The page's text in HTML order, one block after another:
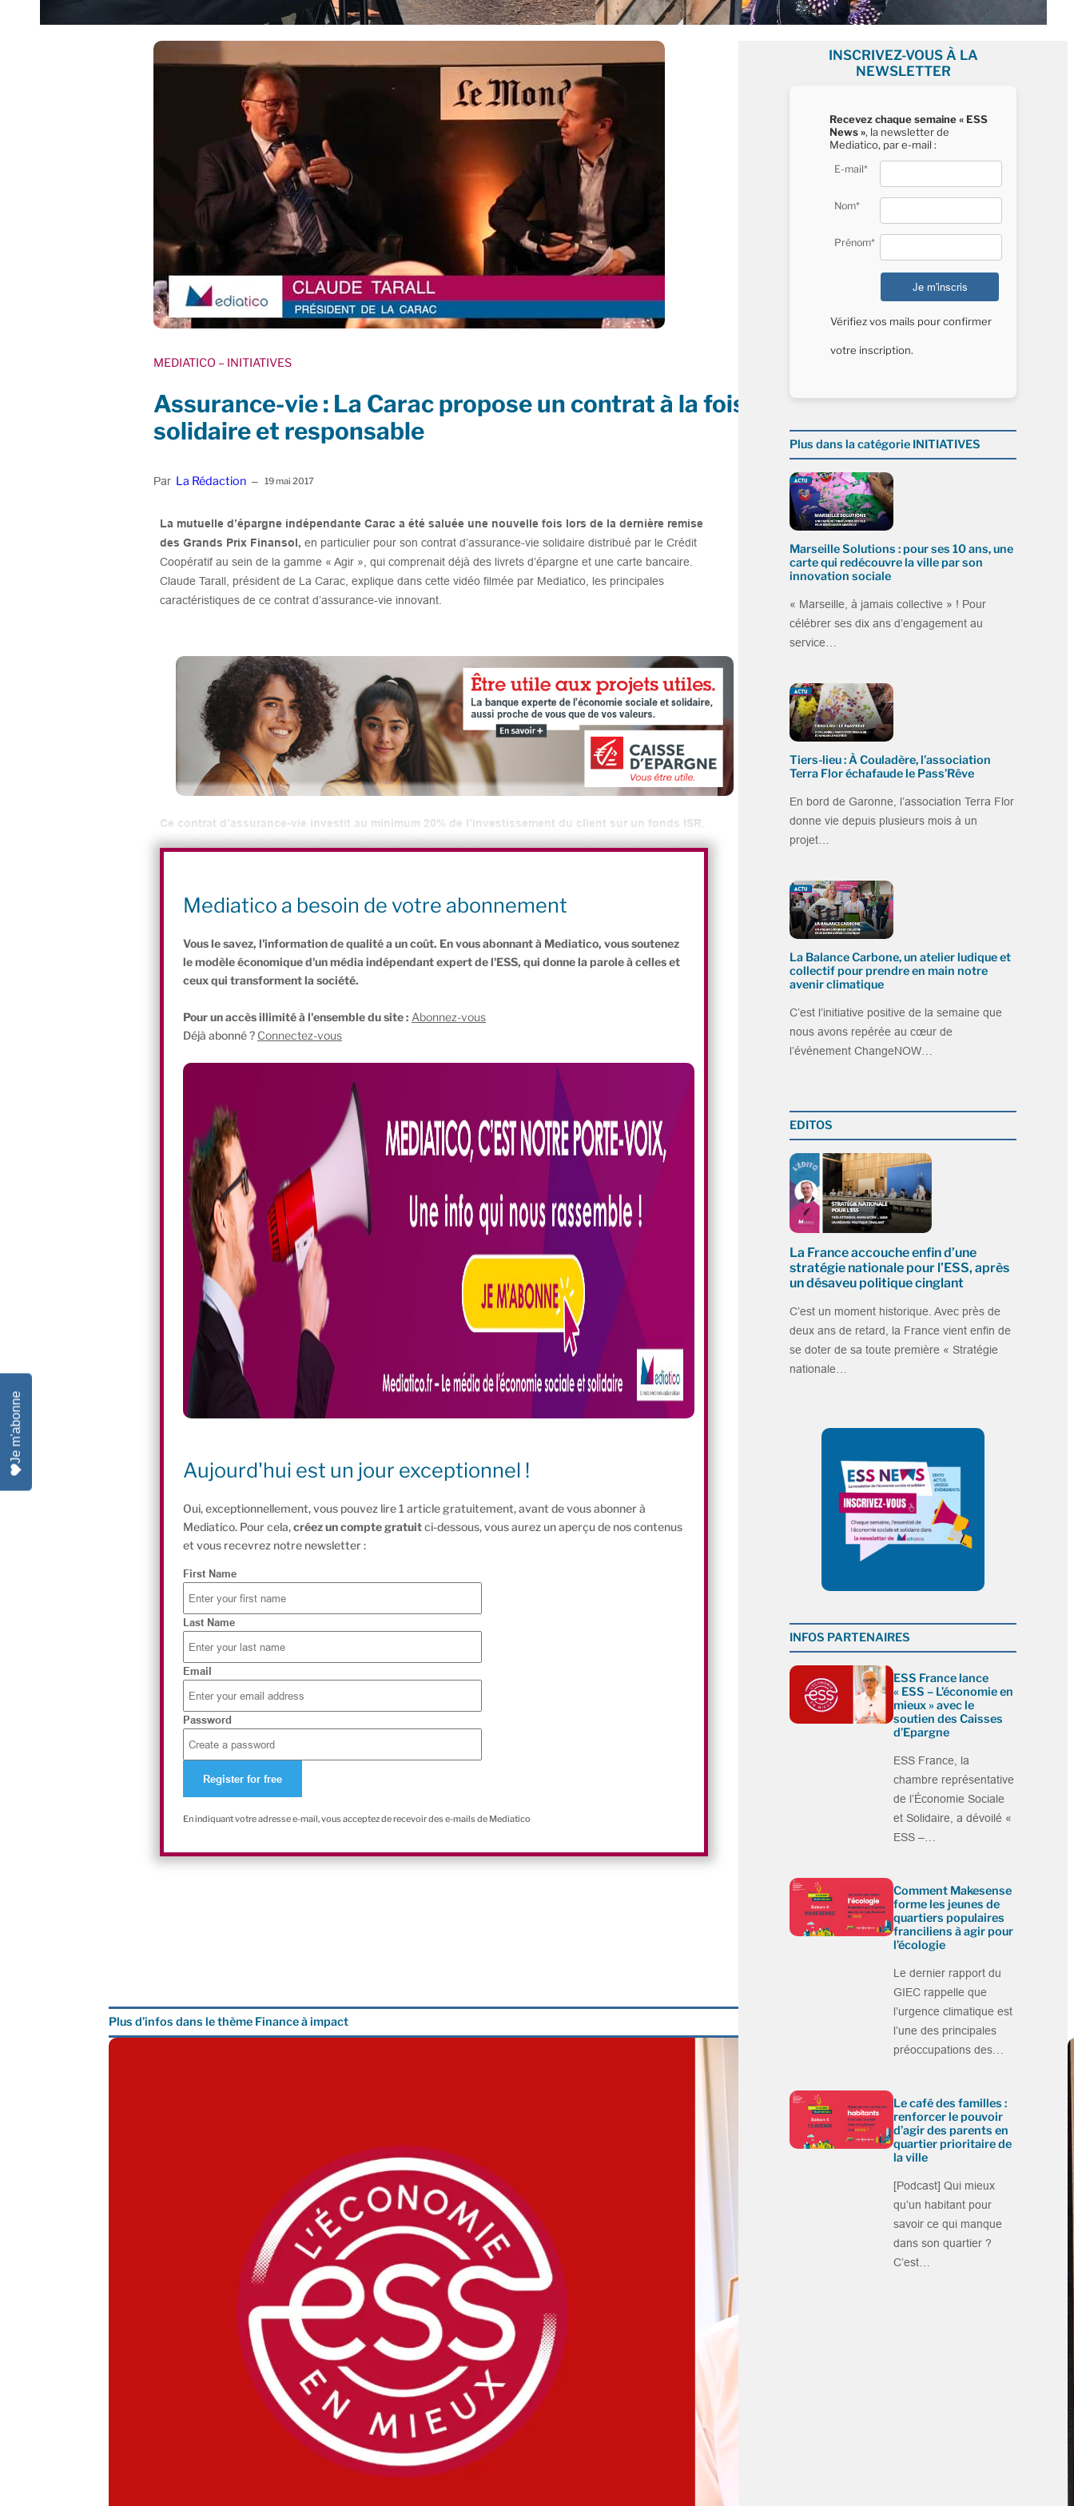
MEDIATICO – INITIATIVES
Assurance-vie : La Carac propose un contrat à la fois
solidaire et responsable
Par La Rédaction – 19 mai 2017
La mutuelle d’épargne indépendante Carac a été saluée une nouvelle fois lors de la dernière remise
des Grands Prix Finansol, en particulier pour son contrat d’assurance-vie solidaire distribué par le Crédit
Coopératif au sein de la gamme « Agir », qui comprenait déjà des livrets d’épargne et une carte bancaire.
Claude Tarall, président de La Carac, explique dans cette vidéo filmée par Mediatico, les principales
caractéristiques de ce contrat d’assurance-vie innovant.
Ce contrat d’assurance-vie investit au minimum 20% de l’investissement du client sur un fonds ISR
via la SicavChoix Solidairequi finance à taux préférentiel les entreprises solidaires à forte plus value sociale
Mediatico a besoin de votre abonnement
Vous le savez, l'information de qualité a un coût. En vous abonnant à Mediatico, vous soutenez
le modèle économique d'un média indépendant expert de l'ESS, qui donne la parole à celles et
ceux qui transforment la société.
Pour un accès illimité à l'ensemble du site : Abonnez-vous
Déjà abonné ? Connectez-vous
Aujourd'hui est un jour exceptionnel !
Oui, exceptionnellement, vous pouvez lire 1 article gratuitement, avant de vous abonner à
Mediatico. Pour cela,créez un compte gratuitci-dessous, vous aurez un aperçu de nos contenus
et vous recevrez notre newsletter :
First Name
Last Name
Email
Password
En indiquant votre adresse e-mail, vous acceptez de recevoir des e-mails de Mediatico
Plus d’infos dans le thème Finance à impact
INSCRIVEZ-VOUS À LA
NEWSLETTER
Recevez chaque semaine « ESS
News », la newsletter de
Mediatico, par e-mail :
E-mail*
Nom*
Prénom*
Vérifiez vos mails pour confirmer
votre inscription.
Plus dans la catégorie INITIATIVES
Marseille Solutions : pour ses 10 ans, une
carte qui redécouvre la ville par son
innovation sociale
« Marseille, à jamais collective » ! Pour
célébrer ses dix ans d’engagement au
service…
Tiers-lieu : À Couladère, l’association
Terra Flor échafaude le Pass’Rêve
En bord de Garonne, l’association Terra Flor
donne vie depuis plusieurs mois à un
projet…
La Balance Carbone, un atelier ludique et
collectif pour prendre en main notre
avenir climatique
C’est l’initiative positive de la semaine que
nous avons repérée au cœur de
l’événement ChangeNOW…
EDITOS
La France accouche enfin d’une
stratégie nationale pour l’ESS, après
un désaveu politique cinglant
C’est un moment historique. Avec près de
deux ans de retard, la France vient enfin de
se doter de sa toute première « Stratégie
nationale…
INFOS PARTENAIRES
ESS France lance
« ESS – L’économie en
mieux » avec le
soutien des Caisses
d’Epargne
ESS France, la
chambre représentative
de l’Économie Sociale
et Solidaire, a dévoilé «
ESS –…
Comment Makesense
forme les jeunes de
quartiers populaires
franciliens à agir pour
l’écologie
Le dernier rapport du
GIEC rappelle que
l’urgence climatique est
l’une des principales
préoccupations des…
Le café des familles :
renforcer le pouvoir
d’agir des parents en
quartier prioritaire de
la ville
[Podcast] Qui mieux
qu’un habitant pour
savoir ce qui manque
dans son quartier ?
C’est…
Je m'abonne